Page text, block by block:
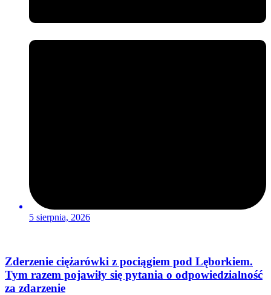
5 sierpnia, 2026
Zderzenie ciężarówki z pociągiem pod Lęborkiem.
Tym razem pojawiły się pytania o odpowiedzialność
za zdarzenie